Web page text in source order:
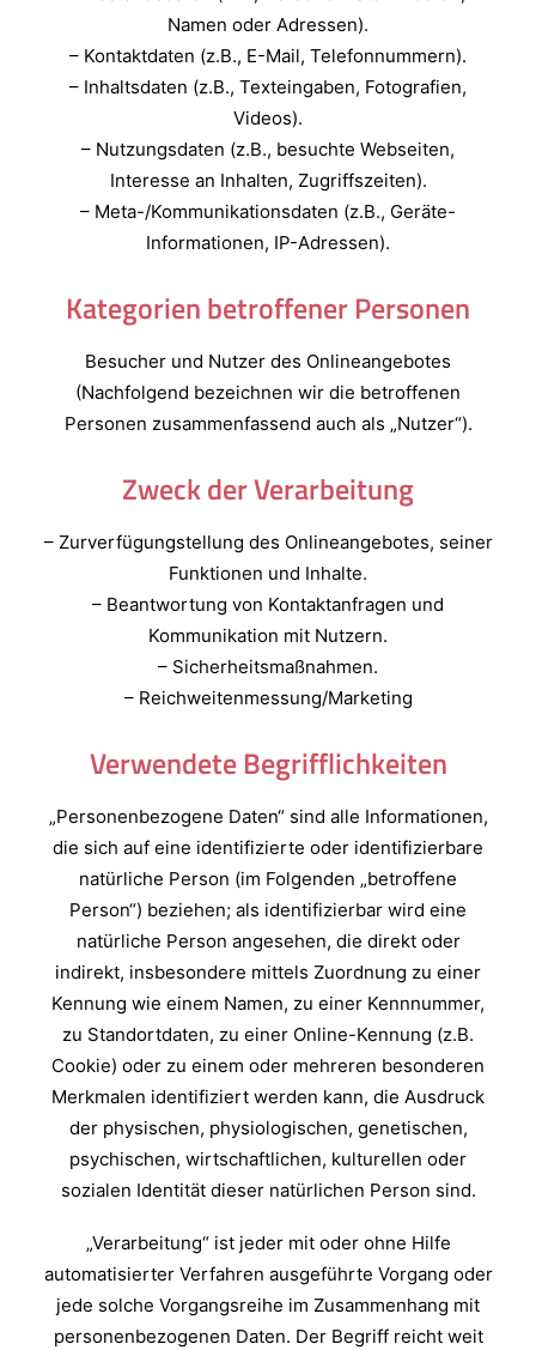
Namen oder Adressen).
– Kontaktdaten (z.B., E-Mail, Telefonnummern).
– Inhaltsdaten (z.B., Texteingaben, Fotografien,
Videos).
– Nutzungsdaten (z.B., besuchte Webseiten,
Interesse an Inhalten, Zugriffszeiten).
– Meta-/Kommunikationsdaten (z.B., Geräte-
Informationen, IP-Adressen).
Kategorien betroffener Personen
Besucher und Nutzer des Onlineangebotes
(Nachfolgend bezeichnen wir die betroffenen
Personen zusammenfassend auch als „Nutzer“).
Zweck der Verarbeitung
– Zurverfügungstellung des Onlineangebotes, seiner
Funktionen und Inhalte.
– Beantwortung von Kontaktanfragen und
Kommunikation mit Nutzern.
– Sicherheitsmaßnahmen.
– Reichweitenmessung/Marketing
Verwendete Begrifflichkeiten
„Personenbezogene Daten“ sind alle Informationen,
die sich auf eine identifizierte oder identifizierbare
natürliche Person (im Folgenden „betroffene
Person“) beziehen; als identifizierbar wird eine
natürliche Person angesehen, die direkt oder
indirekt, insbesondere mittels Zuordnung zu einer
Kennung wie einem Namen, zu einer Kennnummer,
zu Standortdaten, zu einer Online-Kennung (z.B.
Cookie) oder zu einem oder mehreren besonderen
Merkmalen identifiziert werden kann, die Ausdruck
der physischen, physiologischen, genetischen,
psychischen, wirtschaftlichen, kulturellen oder
sozialen Identität dieser natürlichen Person sind.
„Verarbeitung“ ist jeder mit oder ohne Hilfe
automatisierter Verfahren ausgeführte Vorgang oder
jede solche Vorgangsreihe im Zusammenhang mit
personenbezogenen Daten. Der Begriff reicht weit